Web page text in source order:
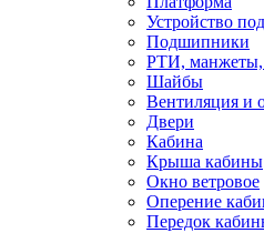
Устройство
Подшипники
РТИ, манжеты,
Шайбы
Вентиляция и
Двери
Кабина
Крыша кабины
Окно ветровое
Оперение
Передок